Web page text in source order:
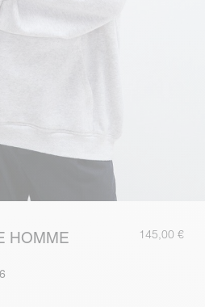
HOMME
145,00 €